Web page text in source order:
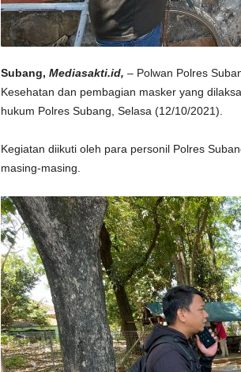
Subang, Mediasakti.id, – Polwan Polres
Kesehatan dan pembagian masker yang
hukum Polres Subang, Selasa (12/10/2021).
Kegiatan diikuti oleh para personil Polres
masing-masing.